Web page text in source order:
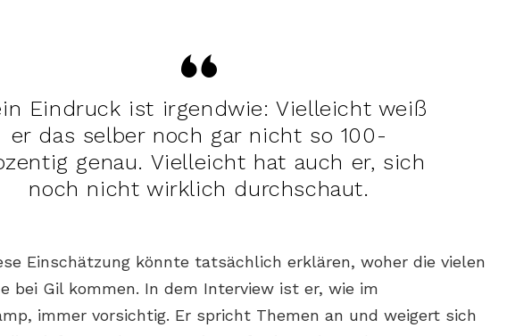
Eindruck ist irgendwie: Vielleicht weiß
er das selber noch gar nicht so 100-
genau. Vielleicht hat auch er, sich
noch nicht wirklich durchschaut.
Einschätzung könnte tatsächlich erklären, woher die vielen
bei Gil kommen. In dem Interview ist er, wie im
immer vorsichtig. Er spricht Themen an und weigert sich